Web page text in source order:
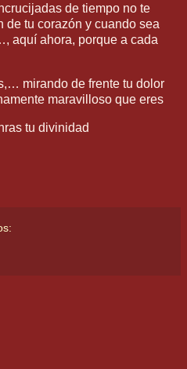
de tiempo no te
de tu corazón y cuando sea
aquí ahora, porque a cada
mirando de frente tu dolor
maravilloso que eres
tu divinidad